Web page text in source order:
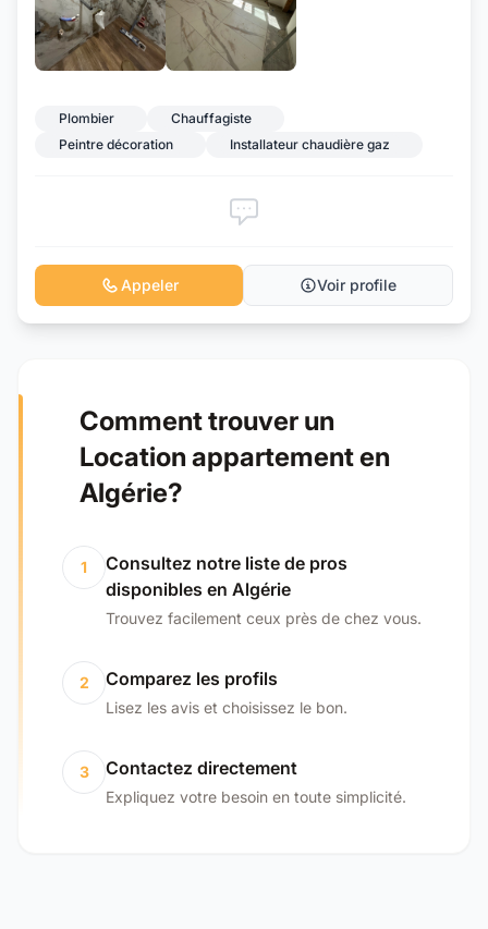
Plombier
Chauffagiste
Peintre décoration
Installateur chaudière gaz
Appeler Voir profile
Comment trouver un
Location appartement en
Algérie?
1
Consultez notre liste de pros
disponibles en Algérie
Trouvez facilement ceux près de chez vous.
2 Comparez les profils
Lisez les avis et choisissez le bon.
3 Contactez directement
Expliquez votre besoin en toute simplicité.